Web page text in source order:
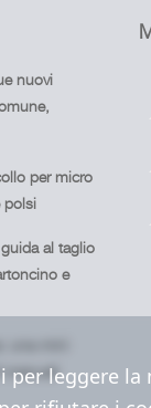
nuovi
per micro
polsi
al taglio
e
manuali
per leggere la